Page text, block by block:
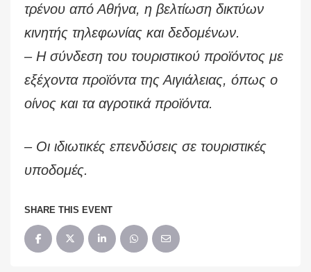
τρένου από Αθήνα, η βελτίωση δικτύων
κινητής τηλεφωνίας και δεδομένων.
– Η σύνδεση του τουριστικού προϊόντος με
εξέχοντα προϊόντα της Αιγιάλειας, όπως ο
οίνος και τα αγροτικά προϊόντα.
– Οι ιδιωτικές επενδύσεις σε τουριστικές
υποδομές.
SHARE THIS EVENT